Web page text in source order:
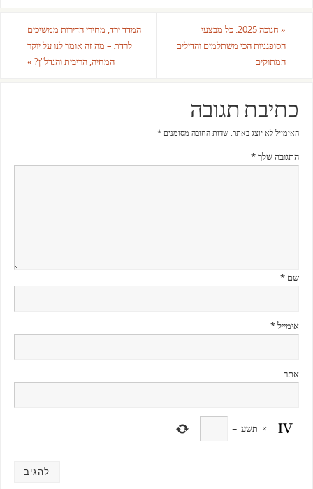
«
חנוכה 2025: כל מבצעי
הסופגניות הכי משתלמים והדילים
המתוקים
המדד ירד, מחירי הדירות ממשיכים
לרדת – מה זה אומר לנו על יוקר
המחיה, הריבית והנדל"ן? »
כתיבת תגובה
האימייל לא יוצג באתר. שדות החובה מסומנים *
התגובה שלך*
שם *
אימייל*
אתר
× תשע =